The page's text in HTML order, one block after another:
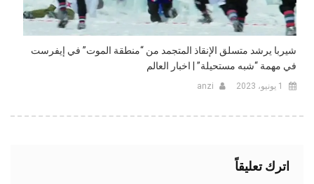
شيربا يرشد متسلق الإنقاذ المتجمد من “منطقة الموت” في إيفرست
في مهمة “شبه مستحيلة” | اخبار العالم
1 يونيو، 2023 anzi
اترك تعليقاً